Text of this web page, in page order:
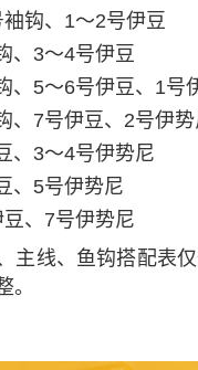
袖钩、1～2号伊豆
、3～4号伊豆
、5～6号伊豆、1号
、7号伊豆、2号伊势
、3～4号伊势尼
、5号伊势尼
、7号伊势尼
主线、鱼钩搭配表
。